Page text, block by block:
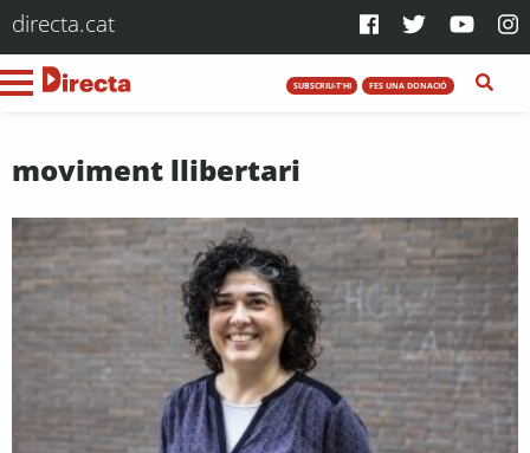
directa.cat
SUBSCRIU-T'HI FES UNA DONACIÓ
moviment llibertari